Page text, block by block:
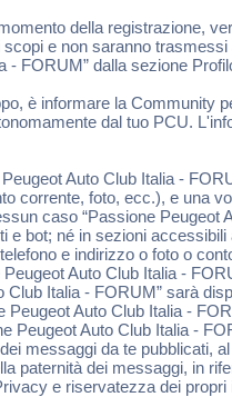
della registrazione,
e non saranno
- FORUM” dalla sezione
è informare la Community
dal tuo PCU.
Auto Club Italia -
corrente, foto, ecc.), e una
caso “Passione Peugeot
bot; né in sezioni
e indirizzo o foto o
Auto Club Italia -
Italia - FORUM” sarà
Auto Club Italia -
Peugeot Auto Club Italia -
messaggi da te pubblicati,
paternità dei messaggi, in
e riservatezza dei